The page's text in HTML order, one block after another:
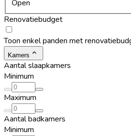
Open
Renovatiebudget
Toon enkel panden met
Kamers
Aantal slaapkamers
Minimum
Maximum
Aantal badkamers
Minimum